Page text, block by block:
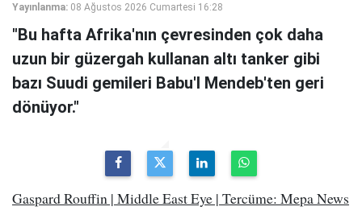
Yayınlanma: 08 Ağustos 2026 Cumartesi 16:28
"Bu hafta Afrika'nın çevresinden çok daha
uzun bir güzergah kullanan altı tanker gibi
bazı Suudi gemileri Babu'l Mendeb'ten geri
dönüyor."
Gaspard Rouffin | Middle East Eye | Tercüme: Mepa News